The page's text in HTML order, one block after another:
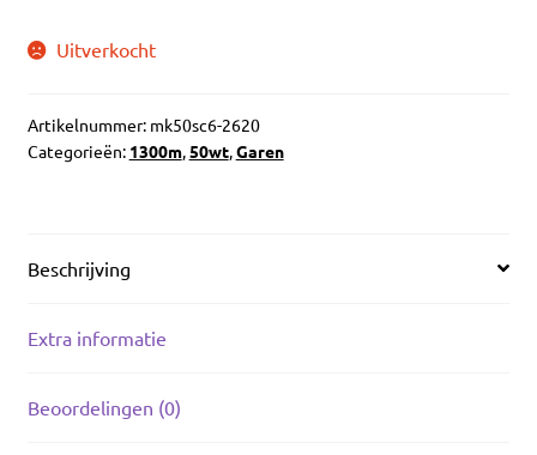
Uitverkocht
Artikelnummer: mk50sc6-2620
Categorieën: 1300m,50wt,Garen
Beschrijving
Extra informatie
Beoordelingen (0)